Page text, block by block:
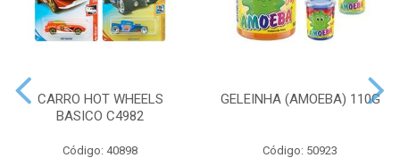
CARRO HOT WHEELS
BASICO C4982
Código: 40898
GELEINHA (AMOEBA) 110G
Código: 50923